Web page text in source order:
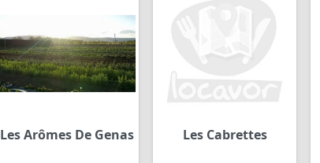
Les Arômes De Genas Les Cabrettes